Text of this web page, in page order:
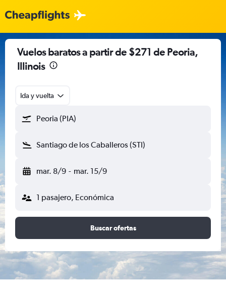
Vuelos baratos a partir de $271 de Peoria,
Illinois
Ida y vuelta
Peoria (PIA)
Santiago de los Caballeros (STI)
mar. 8/9 - mar. 15/9
1 pasajero, Económica
Buscar ofertas